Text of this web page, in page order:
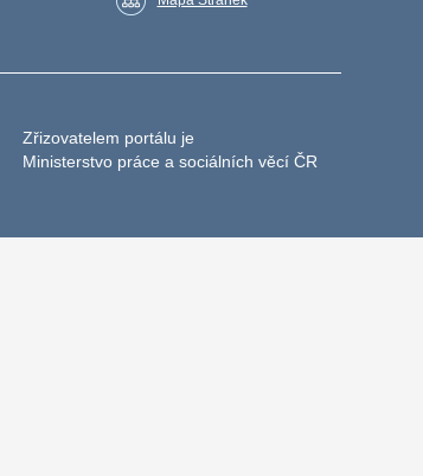
Zřizovatelem portálu je
Ministerstvo práce a sociálních věcí ČR